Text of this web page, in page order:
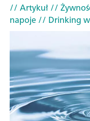
// Artykuł//
napoje// Drinking